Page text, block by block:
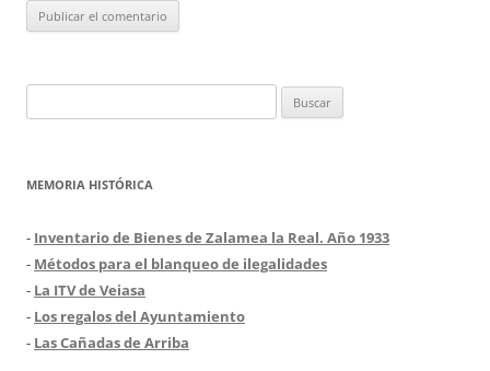
MEMORIA HISTÓRICA
- Inventario de Bienes de Zalamea la Real. Año 1933
- Métodos para el blanqueo de ilegalidades
- La ITV de Veiasa
- Los regalos del Ayuntamiento
- Las Cañadas de Arriba